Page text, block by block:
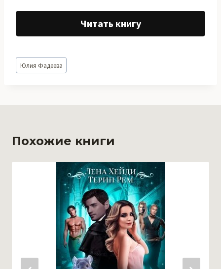
Читать книгу
Метки
записи:
Юлия Фадеева
Похожие книги